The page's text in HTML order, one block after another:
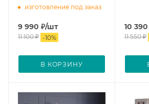
изготовление под заказ
9 990 ₽/шт
11 100₽ -10%
В КОРЗИНУ
10 390
11 550₽